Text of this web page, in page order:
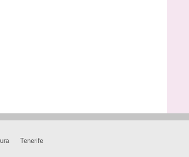
Tenerife